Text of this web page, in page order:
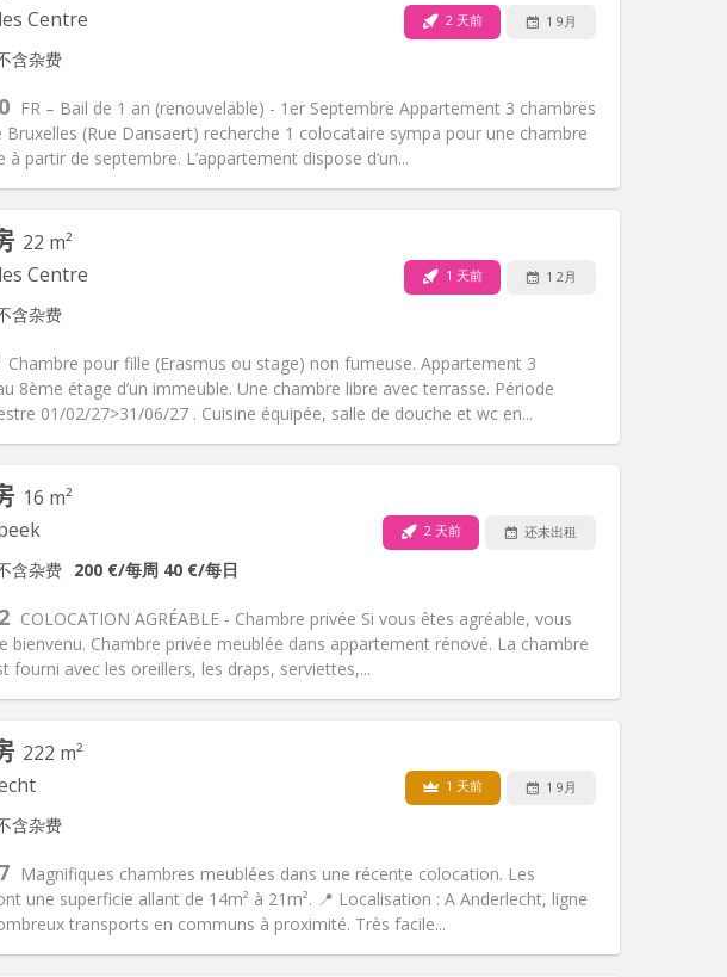
Centre
含杂费
2 天前 1 9月
FR – Bail de 1 an (renouvelable) - 1er Septembre Appartement 3 chambres
(Rue Dansaert) recherche 1 colocataire sympa pour une chambre
à partir de septembre. L’appartement dispose d’un...
2
其他
氛围: 学习氛围, 社区氛围, 安静, 温馨
22 m²
Centre
含杂费
1 天前 1 2月
Chambre pour fille (Erasmus ou stage) non fumeuse. Appartement 3
8ème étage d’un immeuble. Une chambre libre avec terrasse. Période
01/02/27>31/06/27 . Cuisine équipée, salle de douche et wc en...
2
其他
氛围: 社区氛围, 安静, 温馨, 学习氛围
16 m²
含杂费 200 €/每周 40 €/每日
2 天前 还未出租
COLOCATION AGRÉABLE - Chambre privée Si vous êtes agréable, vous
bienvenu. Chambre privée meublée dans appartement rénové. La chambre
fourni avec les oreillers, les draps, serviettes,...
2
其他
氛围: 学习氛围, 温馨, 安静, 社区氛围
222 m²
含杂费
1 天前 1 9月
Magnifiques chambres meublées dans une récente colocation. Les
une superficie allant de 14m² à 21m². 📍 Localisation : A Anderlecht, ligne
transports en communs à proximité. Très facile...
m2
其他
氛围:学习氛围, 温馨, 安静